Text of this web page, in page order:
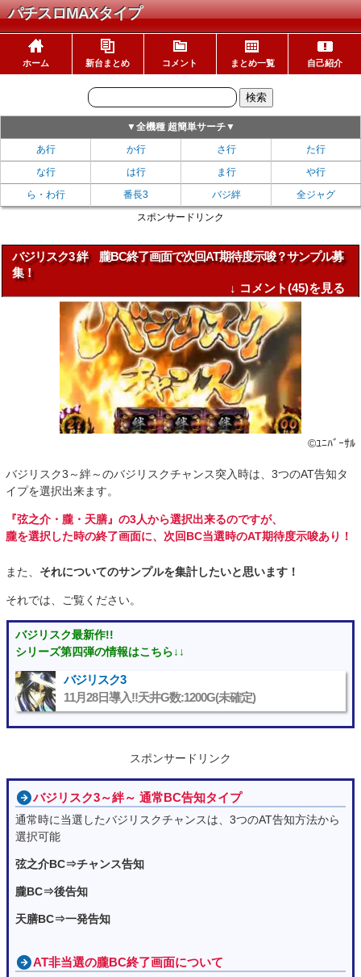
パチスロMAXタイプ
ホーム 新台まとめ コメント まとめ一覧 自己紹介
▼全機種 超簡単サーチ▼
あ行
か行 さ行
た行
な行
は行 ま行
や行
ら・わ行
番長3 バジ絆
全ジャグ
スポンサードリンク
バジリスク3 絆 朧BC終了画面で次回AT期待度示唆？サンプル募
集！
↓ コメント(45)を見る
©ﾕﾆﾊﾞｰｻﾙ
バジリスク3～絆～のバジリスクチャンス突入時は、3つのAT告知タ
イプを選択出来ます。
『弦之介・朧・天膳』の3人から選択出来るのですが、
朧を選択した時の終了画面に、次回BC当選時のAT期待度示唆あり！
また、 それについてのサンプルを集計したいと思います！
それでは、ご覧ください。
バジリスク最新作!!
シリーズ第四弾の情報はこちら↓↓
バジリスク3
11月28日導入!!天井G数:1200G(未確定)
スポンサードリンク
バジリスク3～絆～ 通常BC告知タイプ
通常時に当選したバジリスクチャンスは、3つのAT告知方法から
選択可能
弦之介BC⇒チャンス告知
朧BC⇒後告知
天膳BC⇒一発告知
AT非当選の朧BC終了画面について